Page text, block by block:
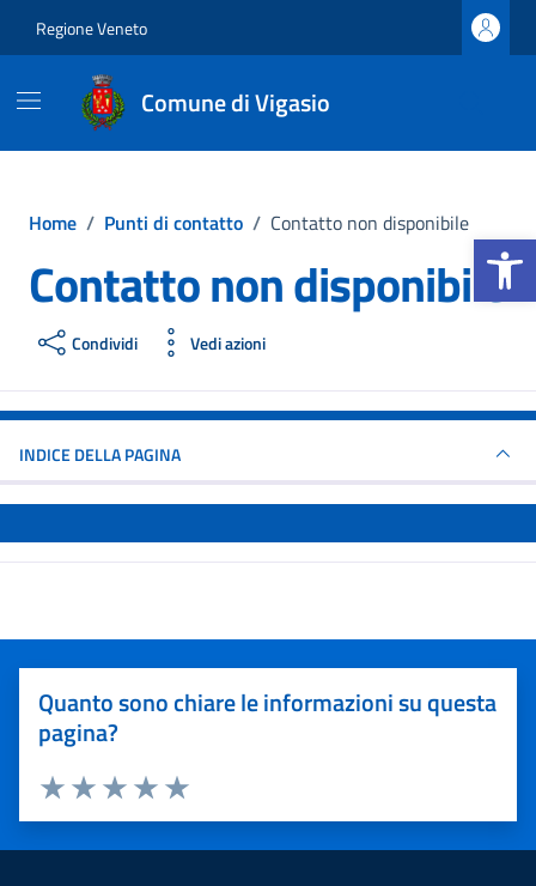
Apri la
Regione Veneto
Comune di Vigasio
Home / Punti di contatto / Contatto non disponibile
Contatto non disponibile
Condividi Vedi azioni
INDICE DELLA PAGINA
Quanto sono chiare le informazioni su questa
pagina?
Valuta 5 stelle su 5
Valuta 4 stelle su 5
Valuta 3 stelle su 5
Valuta 2 stelle su 5
Valuta 1 stelle su 5